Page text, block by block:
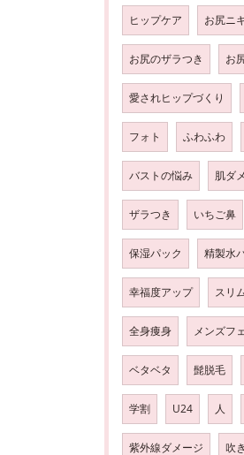
ヒップケア お尻ニ
お尻のザラつき お
愛されヒップづくり
フォト ふわふわ
バストの悩み 肌ダ
ザラつき いちご鼻
保湿パック 精製水
幸福度アップ スリ
全身痩身 メンズフ
ベタベタ 髭脱毛
学割 U24 人
紫外線ダメージ 吹